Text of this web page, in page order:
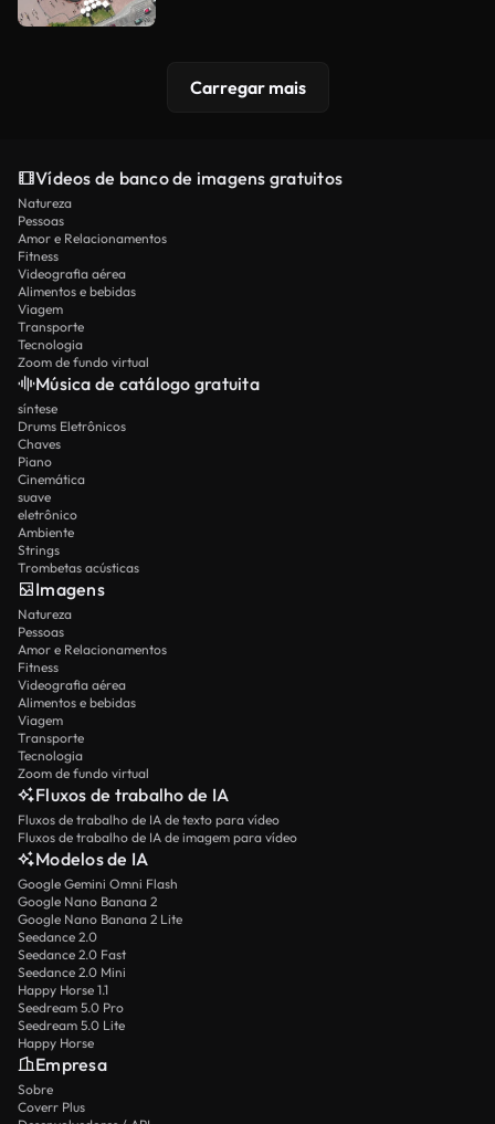
Carregar mais
Vídeos de banco de imagens gratuitos
Natureza
Pessoas
Amor e Relacionamentos
Fitness
Videografia aérea
Alimentos e bebidas
Viagem
Transporte
Tecnologia
Zoom de fundo virtual
Música de catálogo gratuita
síntese
Drums Eletrônicos
Chaves
Piano
Cinemática
suave
eletrônico
Ambiente
Strings
Trombetas acústicas
Imagens
Natureza
Pessoas
Amor e Relacionamentos
Fitness
Videografia aérea
Alimentos e bebidas
Viagem
Transporte
Tecnologia
Zoom de fundo virtual
Fluxos de trabalho de IA
Fluxos de trabalho de IA de texto para vídeo
Fluxos de trabalho de IA de imagem para vídeo
Modelos de IA
Google Gemini Omni Flash
Google Nano Banana 2
Google Nano Banana 2 Lite
Seedance 2.0
Seedance 2.0 Fast
Seedance 2.0 Mini
Happy Horse 1.1
Seedream 5.0 Pro
Seedream 5.0 Lite
Happy Horse
Empresa
Sobre
Coverr Plus